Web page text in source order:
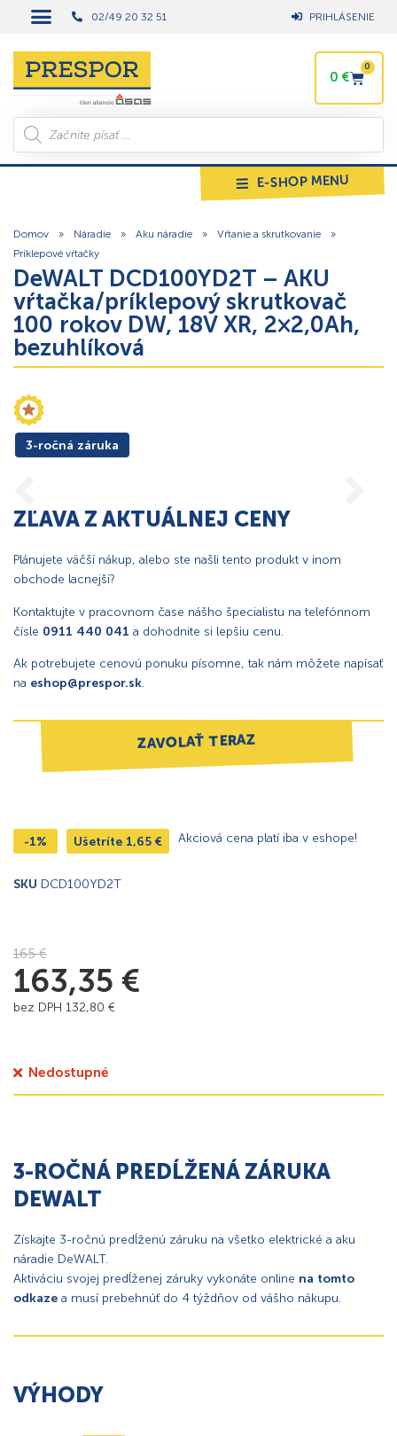
02/49 20 32 51 PRIHLÁSENIE
0 €
0
E-SHOP MENU
Domov » Náradie » Aku náradie » Vŕtanie a skrutkovanie
»
Príklepové vŕtačky
DeWALT DCD100YD2T – AKU
vŕtačka/príklepový skrutkovač
100 rokov DW, 18V XR, 2×2,0Ah,
bezuhlíková
3-ročná záruka
ZĽAVA Z AKTUÁLNEJ CENY
Plánujete väčší nákup, alebo ste našli tento produkt v inom
obchode lacnejší?
Kontaktujte v pracovnom čase nášho špecialistu na telefónnom
čísle 0911 440 041 a dohodnite si lepšiu cenu.
Ak potrebujete cenovú ponuku písomne, tak nám môžete napísať
na eshop@prespor.sk.
ZAVOLAŤ TERAZ
-1% Ušetríte 1,65 € Akciová cena platí iba v eshope!
SKU DCD100YD2T
165€
163,35 €
bez DPH 132,80 €
Nedostupné
3-ROČNÁ PREDĹŽENÁ ZÁRUKA
DEWALT
Získajte 3-ročnú predĺženú záruku na všetko elektrické a aku
náradie DeWALT.
Aktiváciu svojej predĺženej záruky vykonáte online na tomto
odkaze a musí prebehnúť do 4 týždňov od vášho nákupu.
VÝHODY